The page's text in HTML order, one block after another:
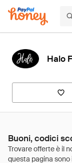
Halo
Buoni, codici